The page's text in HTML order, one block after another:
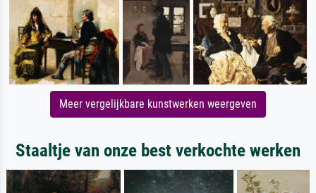
Meer vergelijkbare kunstwerken weergeven
Staaltje van onze best verkochte werken